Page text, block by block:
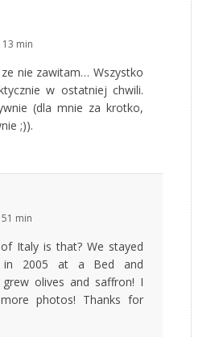
min
nie zawitam… Wszystko
w ostatniej chwili.
(dla mnie za krotko,
;)).
min
Italy is that? We stayed
in 2005 at a Bed and
olives and saffron! I
photos! Thanks for